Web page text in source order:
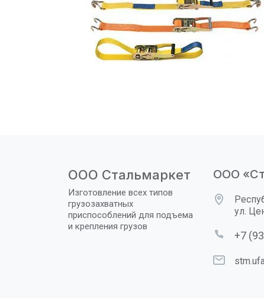
ООО Стальмаркет
Изготовление всех типов
грузозахватных
приспособлений для подъема
и крепления грузов
ООО
ул.
+7